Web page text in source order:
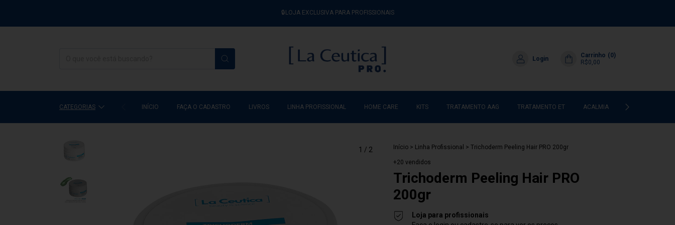
🔒LOJA EXCLUSIVA PARA PROFISSIONAIS
Login Carrinho (0)
R$0,00
CATEGORIAS INÍCIO FAÇA O CADASTRO LIVROS LINHA PROFISSIONAL HOME CARE KITS TRATAMENTO AAG TRATAMENTO ET ACALMIA HIDRATAÇÃO &
1 / 2 Início > Linha Profissional > Trichoderm Peeling Hair PRO 200gr
+20 vendidos
Trichoderm Peeling Hair PRO
200gr
Loja para profissionais